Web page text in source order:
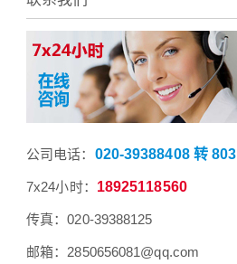
公司电话： 020-39388408 转 803
7x24小时： 18925118560
传真：020-39388125
邮箱：2850656081@qq.com